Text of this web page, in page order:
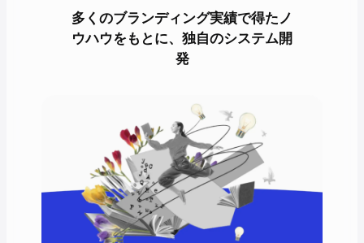
多くのブランディング実績で得たノ
ウハウをもとに、独自のシステム開
発